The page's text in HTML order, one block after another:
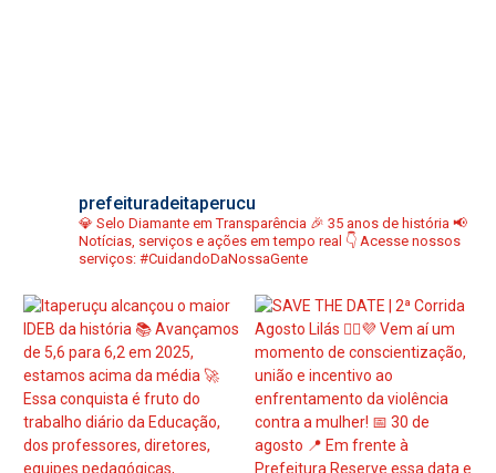
prefeituradeitaperucu
💎 Selo Diamante em Transparência 🎉 35 anos de história 📢
Notícias, serviços e ações em tempo real 👇 Acesse nossos
serviços: #CuidandoDaNossaGente